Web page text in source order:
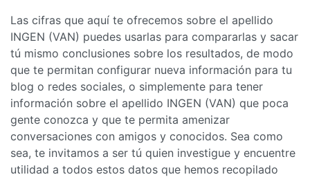
Las cifras que aquí te ofrecemos sobre el apellido
INGEN (VAN) puedes usarlas para compararlas y sacar
tú mismo conclusiones sobre los resultados, de modo
que te permitan configurar nueva información para tu
blog o redes sociales, o simplemente para tener
información sobre el apellido INGEN (VAN) que poca
gente conozca y que te permita amenizar
conversaciones con amigos y conocidos. Sea como
sea, te invitamos a ser tú quien investigue y encuentre
utilidad a todos estos datos que hemos recopilado